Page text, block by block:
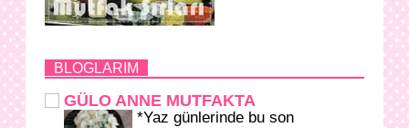
BLOGLARIM
GÜLO ANNE MUTFAKTA
*Yaz günlerinde bu son